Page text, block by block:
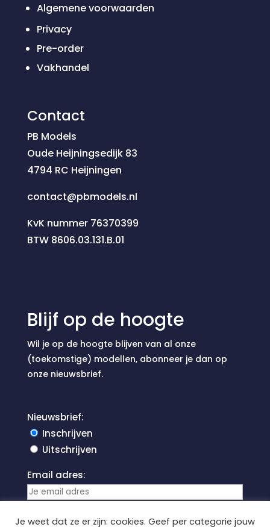
Algemene voorwaarden
Privacy
Pre-order
Vakhandel
Contact
PB Models
Oude Heijningsedijk 83
4794 RC Heijningen
contact@pbmodels.nl
KvK nummer 76370399
BTW 8606.03.131.B.01
Blijf op de hoogte
Wil je op de hoogte blijven van al onze
(toekomstige) modellen, abonneer je dan op
onze nieuwsbrief.
Nieuwsbrief:
Inschrijven
Uitschrijven
Email adres:
Je weet dat ze er zijn: cookies. Geef per categorie jouw